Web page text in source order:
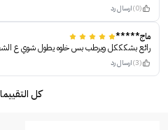
(0) ارسال رد
ماج*****
رائع بشكككل ويرطب بس خلوه يطول شوي ع
(3) ارسال رد
كل